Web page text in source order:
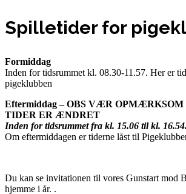
Spilletider for
Formiddag
Inden for tidsrummet kl. 08.30-11.57. Her er
pigeklubben
Eftermiddag – OBS VÆR OPMÆRKSOM
TIDER ER ÆNDRET
Inden for tidsrummet fra kl. 15.06 til kl. 16.54.
Om eftermiddagen er tiderne låst til
Du kan se invitationen til vores Gunstart mod
hjemme i år. .